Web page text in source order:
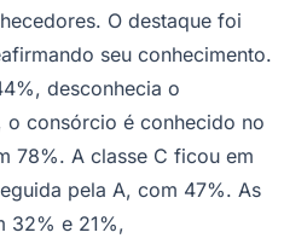
O destaque foi
seu conhecimento.
desconhecia o
o consórcio é conhecido no
78%. A classe C ficou em
pela A, com 47%. As
32% e 21%,